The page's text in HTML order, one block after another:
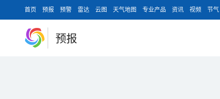
首页 预报 预警 雷达 云图 天气地图 专业产品 资讯 视频 节气
预报